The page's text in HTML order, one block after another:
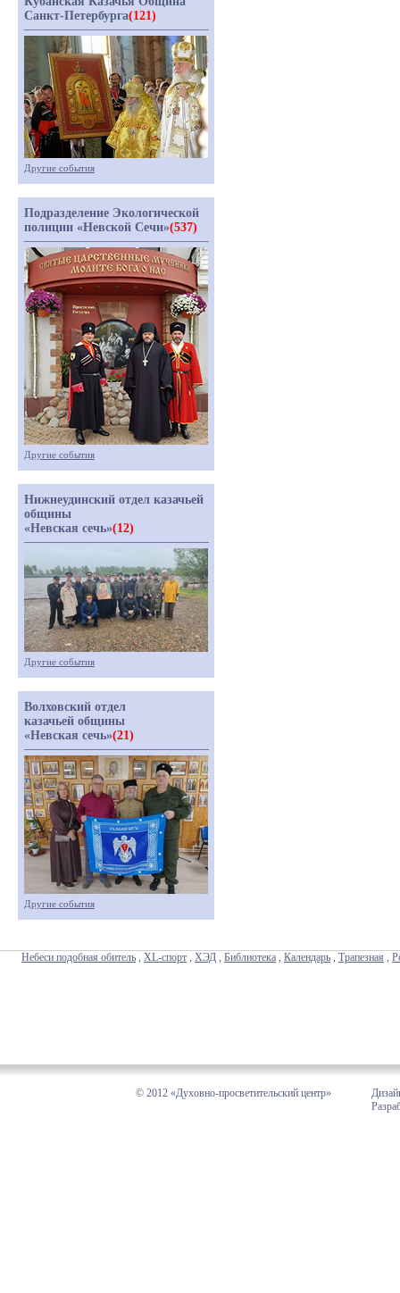
Санкт-Петербурга(121)
Другие события
Подразделение Экологической
полиции «Невской Сечи»(537)
Другие события
Нижнеудинский отдел казачьей
общины
«Невская сечь»(12)
Другие события
Волховский отдел
казачьей общины
«Невская сечь»(21)
Другие события
Небеси подобная обитель , XL-спорт , ХЭД , Библиотека , Календарь , Трапезная ,
© 2012 «Духовно-просветительский центр»